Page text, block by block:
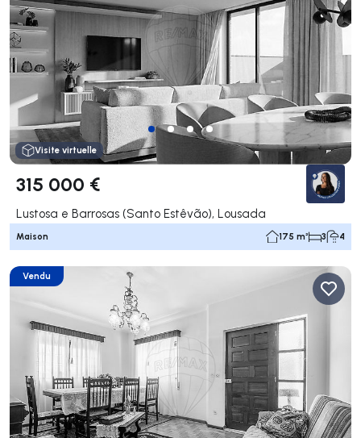
Visite virtuelle
315 000 €
Lustosa e Barrosas (Santo Estêvão), Lousada
Maison 175 m² 3 4
Vendu